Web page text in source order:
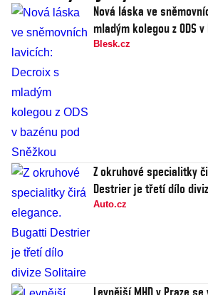
Nová láska ve
mladým kolegou z ODS
Blesk.cz
Z okruhové specialitky
Destrier je třetí dílo
Auto.cz